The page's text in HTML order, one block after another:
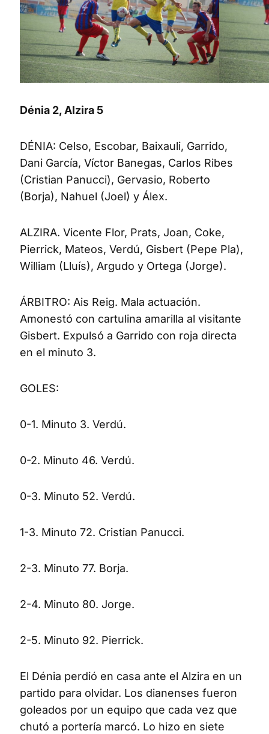
Dénia 2, Alzira 5
DÉNIA: Celso, Escobar, Baixauli, Garrido,
Dani García, Víctor Banegas, Carlos Ribes
(Cristian Panucci), Gervasio, Roberto
(Borja), Nahuel (Joel) y Álex.
ALZIRA. Vicente Flor, Prats, Joan, Coke,
Pierrick, Mateos, Verdú, Gisbert (Pepe Pla),
William (Lluís), Argudo y Ortega (Jorge).
ÁRBITRO: Ais Reig. Mala actuación.
Amonestó con cartulina amarilla al visitante
Gisbert. Expulsó a Garrido con roja directa
en el minuto 3.
GOLES:
0-1. Minuto 3. Verdú.
0-2. Minuto 46. Verdú.
0-3. Minuto 52. Verdú.
1-3. Minuto 72. Cristian Panucci.
2-3. Minuto 77. Borja.
2-4. Minuto 80. Jorge.
2-5. Minuto 92. Pierrick.
El Dénia perdió en casa ante el Alzira en un
partido para olvidar. Los dianenses fueron
goleados por un equipo que cada vez que
chutó a portería marcó. Lo hizo en siete